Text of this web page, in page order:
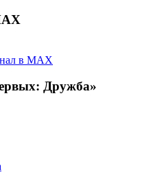
в MAX
Дружба»